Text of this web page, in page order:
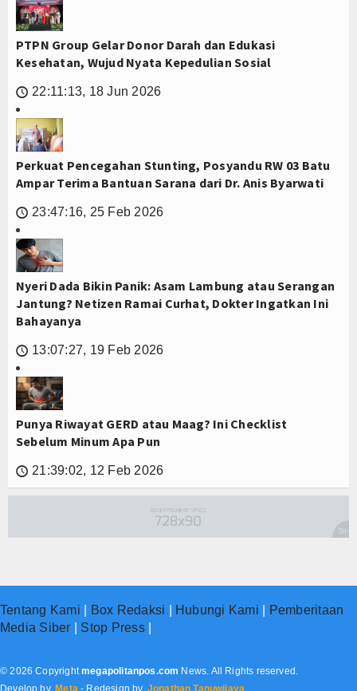
PTPN Group Gelar Donor Darah dan Edukasi
Kesehatan, Wujud Nyata Kepedulian Sosial
🕔 22:11:13, 18 Jun 2026
Perkuat Pencegahan Stunting, Posyandu RW 03 Batu
Ampar Terima Bantuan Sarana dari Dr. Anis Byarwati
🕔 23:47:16, 25 Feb 2026
Nyeri Dada Bikin Panik: Asam Lambung atau Serangan
Jantung? Netizen Ramai Curhat, Dokter Ingatkan Ini
Bahayanya
🕔 13:07:27, 19 Feb 2026
Punya Riwayat GERD atau Maag? Ini Checklist
Sebelum Minum Apa Pun
🕔 21:39:02, 12 Feb 2026
Tentang Kami Box Redaksi Hubungi Kami
Pemberitaan
Media Siber
Stop Press|
© 2026 Copyrightmegapolitanpos.com News. All Rights reserved.
Develop by. Meta - Redesign by. Jonathan Tanuwijaya